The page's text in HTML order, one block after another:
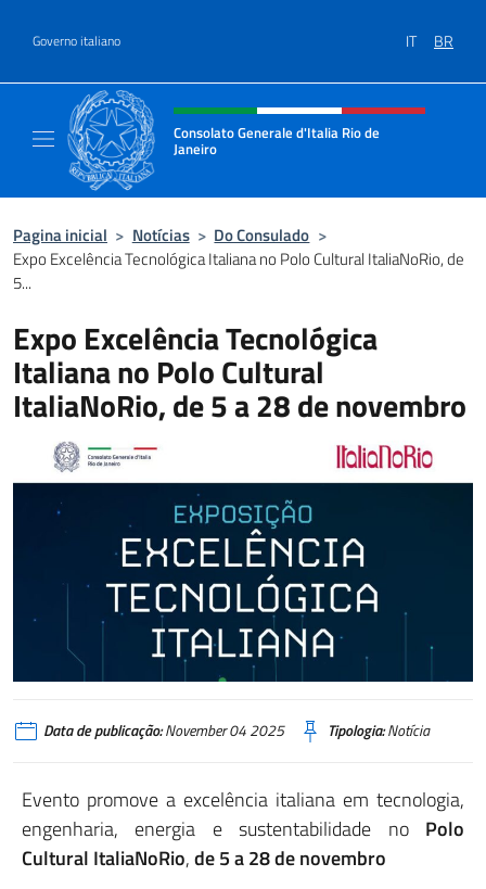
Governo italiano IT BR
Site, social e cabeçalho do menu
Consolato Generale d'Italia Rio de
Janeiro
Pagina inicial > Notícias > Do Consulado >
Expo Excelência Tecnológica Italiana no Polo Cultural ItaliaNoRio, de
5...
Expo Excelência Tecnológica
Italiana no Polo Cultural
ItaliaNoRio, de 5 a 28 de novembro
Data de publicação:November 04 2025 Tipologia:Notícia
Evento promove a excelência italiana em tecnologia,
engenharia, energia e sustentabilidade noPolo
Cultural ItaliaNoRio,de 5 a 28 de novembro